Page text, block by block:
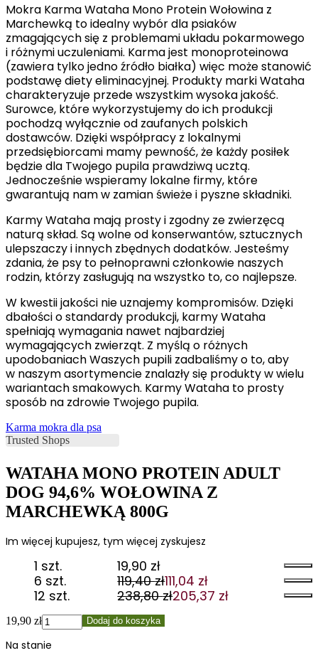
Mokra Karma Wataha Mono Protein Wołowina z
Marchewką to idealny wybór dla psiaków
zmagających się z problemami układu pokarmowego
i różnymi uczuleniami. Karma jest monoproteinowa
(zawiera tylko jedno źródło białka) więc może stanowić
podstawę diety eliminacyjnej. Produkty marki Wataha
charakteryzuje przede wszystkim wysoka jakość.
Surowce, które wykorzystujemy do ich produkcji
pochodzą wyłącznie od zaufanych polskich
dostawców. Dzięki współpracy z lokalnymi
przedsiębiorcami mamy pewność, że każdy posiłek
będzie dla Twojego pupila prawdziwą ucztą.
Jednocześnie wspieramy lokalne firmy, które
gwarantują nam w zamian świeże i pyszne składniki.
Karmy Wataha mają prosty i zgodny ze zwierzęcą
naturą skład. Są wolne od konserwantów, sztucznych
ulepszaczy i innych zbędnych dodatków. Jesteśmy
zdania, że psy to pełnoprawni członkowie naszych
rodzin, którzy zasługują na wszystko to, co najlepsze.
W kwestii jakości nie uznajemy kompromisów. Dzięki
dbałości o standardy produkcji, karmy Wataha
spełniają wymagania nawet najbardziej
wymagających zwierząt. Z myślą o różnych
upodobaniach Waszych pupili zadbaliśmy o to, aby
w naszym asortymencie znalazły się produkty w wielu
wariantach smakowych. Karmy Wataha to prosty
sposób na zdrowie Twojego pupila.
Karma mokra dla psa
WATAHA MONO PROTEIN ADULT
DOG 94,6% WOŁOWINA Z
MARCHEWKĄ 800G
Im więcej kupujesz, tym więcej zyskujesz
1 szt. 19,90 zł
6 szt.
119,40zł
Pierwotna
cena
wynosiła:
119,40 zł.
111,04 zł
Aktualna
cena
wynosi:
111,04 zł.
12 szt. 238,80zł
Pierwotna
cena
wynosiła:
205,37 zł
Aktualna
cena
wynosi:
19,90 złilość
WATAHA
MONO
Dodaj do koszyka
Na stanie